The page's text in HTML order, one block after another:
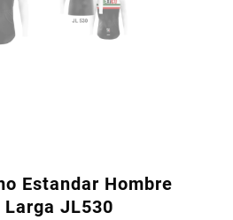
Estandar Hombre
JL530